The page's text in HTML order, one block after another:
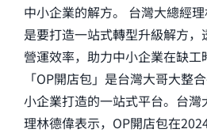
中小企業的解方。 台灣大總經
是要打造一站式轉型升級解方
營運效率，助力中小企業在缺工
「OP開店包」是台灣大哥大整
小企業打造的一站式平台。台
理林德偉表示，OP開店包在